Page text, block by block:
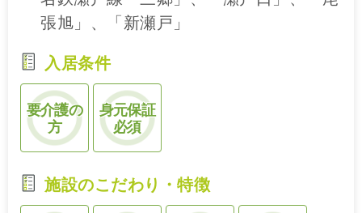
張旭」、「新瀬戸」
入居条件
要介護の
方
身元保証
必須
施設のこだわり・特徴